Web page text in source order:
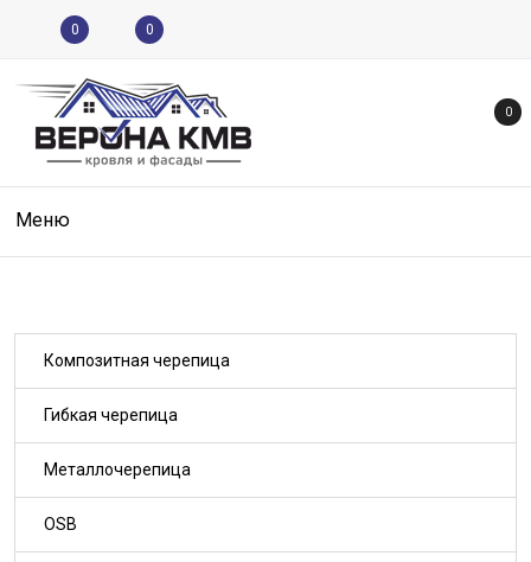
0 0
0
Меню
Композитная черепица
Гибкая черепица
Металлочерепица
OSB